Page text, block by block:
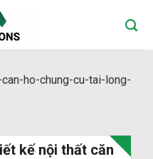
kế nội thất căn